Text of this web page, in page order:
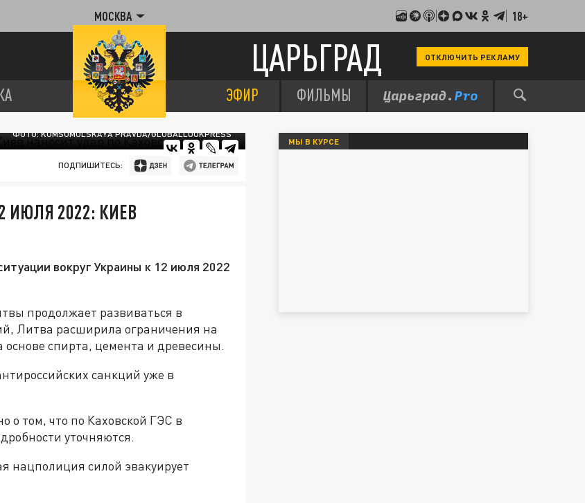
МОСКВА 18+
ЦАРЬГРАД ОТКЛЮЧИТЬ РЕКЛАМУ
ЭФИР ФИЛЬМЫ
ФОТО: KOMSOMOLSKAYA PRAVDA/GLOBALLOOKPRESS
ПОДПИШИТЕСЬ:
ИЮЛЯ 2022: КИЕВ
вокруг Украины к 12 июля 2022
продолжает развиваться в
Литва расширила ограничения на
спирта, цемента и древесины.
санкций уже в
о том, что по Каховской ГЭС в
уточняются.
нацполиция силой эвакуирует
МЫ В КУРСЕ